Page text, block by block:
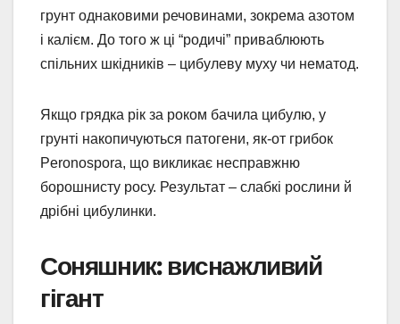
грунт однаковими речовинами, зокрема азотом
і калієм. До того ж ці “родичі” приваблюють
спільних шкідників – цибулеву муху чи нематод.
Якщо грядка рік за роком бачила цибулю, у
грунті накопичуються патогени, як-от грибок
Peronospora, що викликає несправжню
борошнисту росу. Результат – слабкі рослини й
дрібні цибулинки.
Соняшник: виснажливий
гігант